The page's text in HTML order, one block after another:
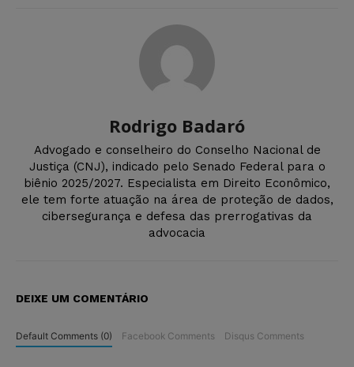
Rodrigo Badaró
Advogado e conselheiro do Conselho Nacional de
Justiça (CNJ), indicado pelo Senado Federal para o
biênio 2025/2027. Especialista em Direito Econômico,
ele tem forte atuação na área de proteção de dados,
cibersegurança e defesa das prerrogativas da
advocacia
DEIXE UM COMENTÁRIO
Default Comments (0) Facebook Comments Disqus Comments